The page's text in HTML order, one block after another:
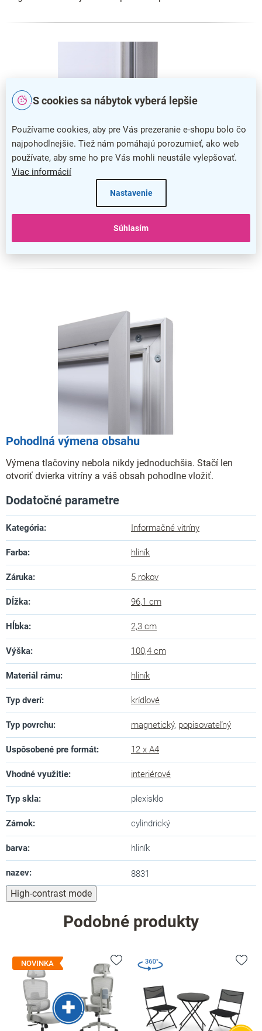
S cookies sa nábytok vyberá lepšie
Používame cookies, aby pre Vás prezeranie e-shopu bolo čo
najpohodlnejšie. Tiež nám pomáhajú porozumieť, ako web
používate, aby sme ho pre Vás mohli neustále vylepšovať.
Viac informácií
Nastavenie
Súhlasím
Zabezpečenie vitríny
Vitrínu môžete bezpečne uzamknúť pomocouotočného
takže sa nemusíte obávať otvorenia či zneužitia
cudzou osobou.
Pohodlná výmena obsahu
Výmena tlačoviny nebola nikdy jednoduchšia. Stačí len
otvoriť dvierka vitríny a váš obsah pohodlne vložiť.
Dodatočné parametre
Kategória: Informačné vitríny
Farba: hliník
Záruka: 5 rokov
Dĺžka: 96,1 cm
Hĺbka: 2,3 cm
Výška: 100,4 cm
Materiál rámu: hliník
Typ dverí: krídlové
Typ povrchu: magnetický, popisovateľný
Uspôsobené pre formát: 12 x A4
Vhodné využitie: interiérové
Typ skla: plexisklo
Zámok: cylindrický
barva: hliník
nazev: 8831
High-contrast mode
Podobné produkty
NOVINKA